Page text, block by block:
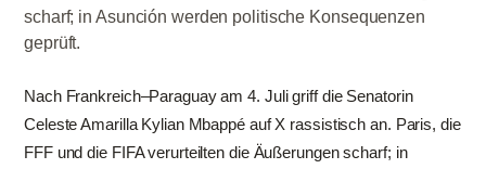
scharf; in Asunción werden politische Konsequenzen
geprüft.
Nach Frankreich–Paraguay am 4. Juli griff die Senatorin
Celeste Amarilla Kylian Mbappé auf X rassistisch an. Paris, die
FFF und die FIFA verurteilten die Äußerungen scharf; in